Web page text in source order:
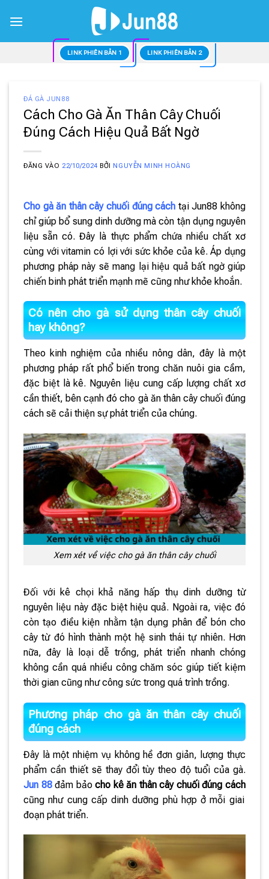
qua
LINK PHIÊN BẢN 1 LINK PHIÊN BẢN 2
ĐÁ GÀ JUN88
Cách Cho Gà Ăn Thân Cây Chuối
Đúng Cách Hiệu Quả Bất Ngờ
ĐĂNG VÀO 22/10/2024 BỞI NGUYỄN MINH HOÀNG
Cho gà ăn thân cây chuối đúng cách tại Jun88 không
chỉ giúp bổ sung dinh dưỡng mà còn tận dụng nguyên
liệu sẵn có. Đây là thực phẩm chứa nhiều chất xơ
cùng với vitamin có lợi với sức khỏe của kê. Áp dụng
phương pháp này sẽ mang lại hiệu quả bất ngờ giúp
chiến binh phát triển mạnh mẽ cũng như khỏe khoắn.
Có nên cho gà sử dụng thân cây chuối
hay không?
Theo kinh nghiệm của nhiều nông dân, đây là một
phương pháp rất phổ biến trong chăn nuôi gia cầm,
đặc biệt là kê. Nguyên liệu cung cấp lượng chất xơ
cần thiết, bên cạnh đó cho gà ăn thân cây chuối đúng
cách sẽ cải thiện sự phát triển của chúng.
Xem xét về việc cho gà ăn thân cây chuối
Đối với kê chọi khả năng hấp thụ dinh dưỡng từ
nguyên liệu này đặc biệt hiệu quả. Ngoài ra, việc đó
còn tạo điều kiện nhằm tận dụng phân để bón cho
cây từ đó hình thành một hệ sinh thái tự nhiên. Hơn
nữa, đây là loại dễ trồng, phát triển nhanh chóng
không cần quá nhiều công chăm sóc giúp tiết kiệm
thời gian cũng như công sức trong quá trình trồng.
Phương pháp cho gà ăn thân cây chuối
đúng cách
Đây là một nhiệm vụ không hề đơn giản, lượng thực
phẩm cần thiết sẽ thay đổi tùy theo độ tuổi của gà.
Jun 88đảm bảocho kê ăn thân cây chuối đúng cách
cũng như cung cấp dinh dưỡng phù hợp ở mỗi giai
đoạn phát triển.